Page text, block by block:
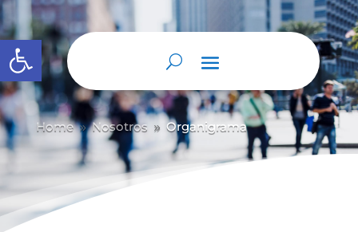
Abrir barra de herramientas
Home 9 Nosotros 9 Organigrama